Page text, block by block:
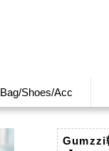
Bag/Shoes/Acc
Gumzzi